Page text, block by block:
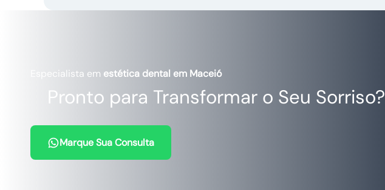
Especialista em estética dental em Maceió
Pronto para Transformar o Seu Sorriso?
Marque Sua Consulta